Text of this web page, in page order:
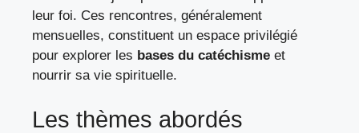
leur foi. Ces rencontres, généralement
mensuelles, constituent un espace privilégié
pour explorer les bases du catéchisme et
nourrir sa vie spirituelle.
Les thèmes abordés